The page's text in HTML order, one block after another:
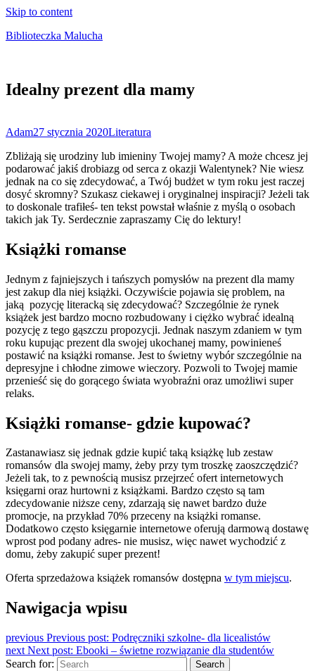
Skip to content
Biblioteczka Malucha
Idealny prezent dla mamy
Adam27 stycznia 2020Literatura
Zbliżają się urodziny lub imieniny Twojej mamy? A może chcesz jej
podarować jakiś drobiazg od serca z okazji Walentynek? Nie wiesz
jednak na co się zdecydować, a Twój budżet w tym roku jest raczej
dosyć skromny? Szukasz ciekawej i oryginalnej inspiracji? Jeżeli tak
to doskonale trafiłeś- ten tekst powstał właśnie z myślą o osobach
takich jak Ty. Serdecznie zapraszamy Cię do lektury!
Książki romanse
Jednym z fajniejszych i tańszych pomysłów na prezent dla mamy
jest zakup dla niej książki. Oczywiście pojawia się problem, na
jaką pozycję literacką się zdecydować? Szczególnie że rynek
książek jest bardzo mocno rozbudowany i ciężko wybrać idealną
pozycję z tego gąszczu propozycji. Jednak naszym zdaniem w tym
roku kupując prezent dla swojej ukochanej mamy, powinieneś
postawić na książki romanse. Jest to świetny wybór szczególnie na
depresyjne i chłodne zimowe wieczory. Pozwoli to Twojej mamie
przenieść się do gorącego świata wyobraźni oraz umożliwi super
relaks.
Książki romanse- gdzie kupować?
Zastanawiasz się jednak gdzie kupić taką książkę lub zestaw
romansów dla swojej mamy, żeby przy tym troszkę zaoszczędzić?
Jeżeli tak, to z pewnością musisz przejrzeć ofert internetowych
księgarni oraz hurtowni z książkami. Bardzo często są tam
zdecydowanie niższe ceny, zdarzają się nawet bardzo duże
promocje, na przykład 70% przeceny na książki romanse.
Dodatkowo często księgarnie internetowe oferują darmową dostawę
wprost pod podany adres- nie musisz, więc nawet wychodzić z
domu, żeby zakupić super prezent!
Oferta sprzedażowa książek romansów dostępna w tym miejscu.
Nawigacja wpisu
previous Previous post: Podręczniki szkolne- dla licealistów
next Next post: Ebooki – świetne rozwiązanie dla studentów
Search for:
Search